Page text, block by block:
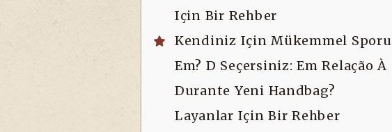
Için Bir Rehber
Kendiniz Için Mükemmel Sporu
Em? D Seçersiniz: Em Relação À
Durante Yeni Handbag?
Layanlar Için Bir Rehber